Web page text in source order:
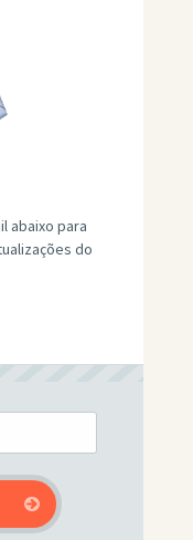
abaixo para
do